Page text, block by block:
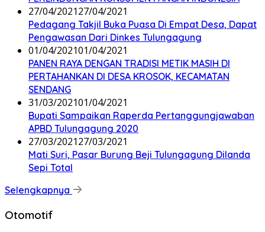
27/04/202127/04/2021
Pedagang Takjil Buka Puasa Di Empat Desa, Dapat
Pengawasan Dari Dinkes Tulungagung
01/04/202101/04/2021
PANEN RAYA DENGAN TRADISI METIK MASIH DI
PERTAHANKAN DI DESA KROSOK, KECAMATAN
SENDANG
31/03/202101/04/2021
Bupati Sampaikan Raperda Pertanggungjawaban
APBD Tulungagung 2020
27/03/202127/03/2021
Mati Suri, Pasar Burung Beji Tulungagung Dilanda
Sepi Total
Selengkapnya
Otomotif